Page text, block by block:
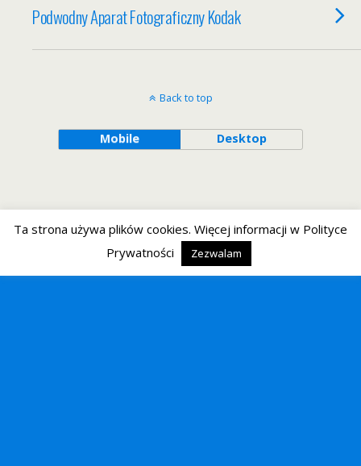
Podwodny Aparat Fotograficzny Kodak
Back to top
Mobile Desktop
Ta strona używa plików cookies. Więcej informacji w Polityce
Prywatności
Zezwalam